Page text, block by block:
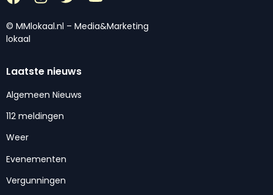
© MMlokaal.nl – Media&Marketing
lokaal
Laatste nieuws
Algemeen Nieuws
112 meldingen
Weer
Evenementen
Vergunningen